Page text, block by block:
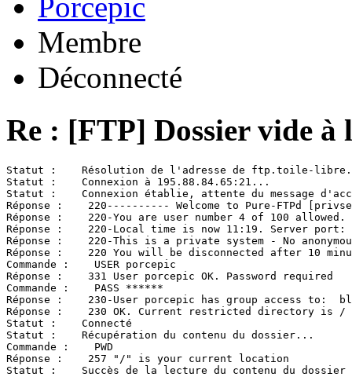
Porcepic
Membre
Déconnecté
Re : [FTP] Dossier vide à
Statut :    Résolution de l'adresse de ftp.toile-
Statut :    Connexion à 195.88.84.65:21...
Statut :    Connexion établie, attente du message
Réponse :    220---------- Welcome to Pure-FTPd
Réponse :    220-You are user number 4 of 100 allowed.
Réponse :    220-Local time is now 11:19. Server port:
Réponse :    220-This is a private system - No
Réponse :    220 You will be disconnected after 10
Commande :    USER porcepic
Réponse :    331 User porcepic OK. Password required
Commande :    PASS ******
Réponse :    230-User porcepic has group access
Réponse :    230 OK. Current restricted directory is /
Statut :    Connecté
Statut :    Récupération du contenu du dossier...
Commande :    PWD
Réponse :    257 "/" is your current location
Statut :    Succès de la lecture du contenu du dossier